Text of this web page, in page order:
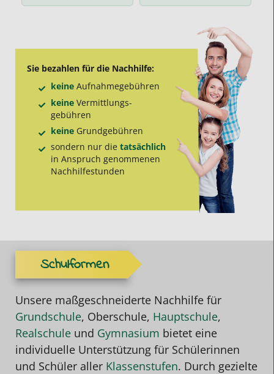
Sie bezahlen für die Nachhilfe:
keineAufnahme­gebühren
keineVermittlungs­
gebühren
keineGrund­gebühren
sondern nur die tatsächlich
in Anspruch genommenen
Nachhilfe­stunden
Schulformen
Unsere maßgeschneiderte Nachhilfe für
Grundschule, Oberschule, Hauptschule,
Realschule und Gymnasium bietet eine
individuelle Unterstützung für Schülerinnen
und Schüler aller Klassenstufen. Durch gezielte